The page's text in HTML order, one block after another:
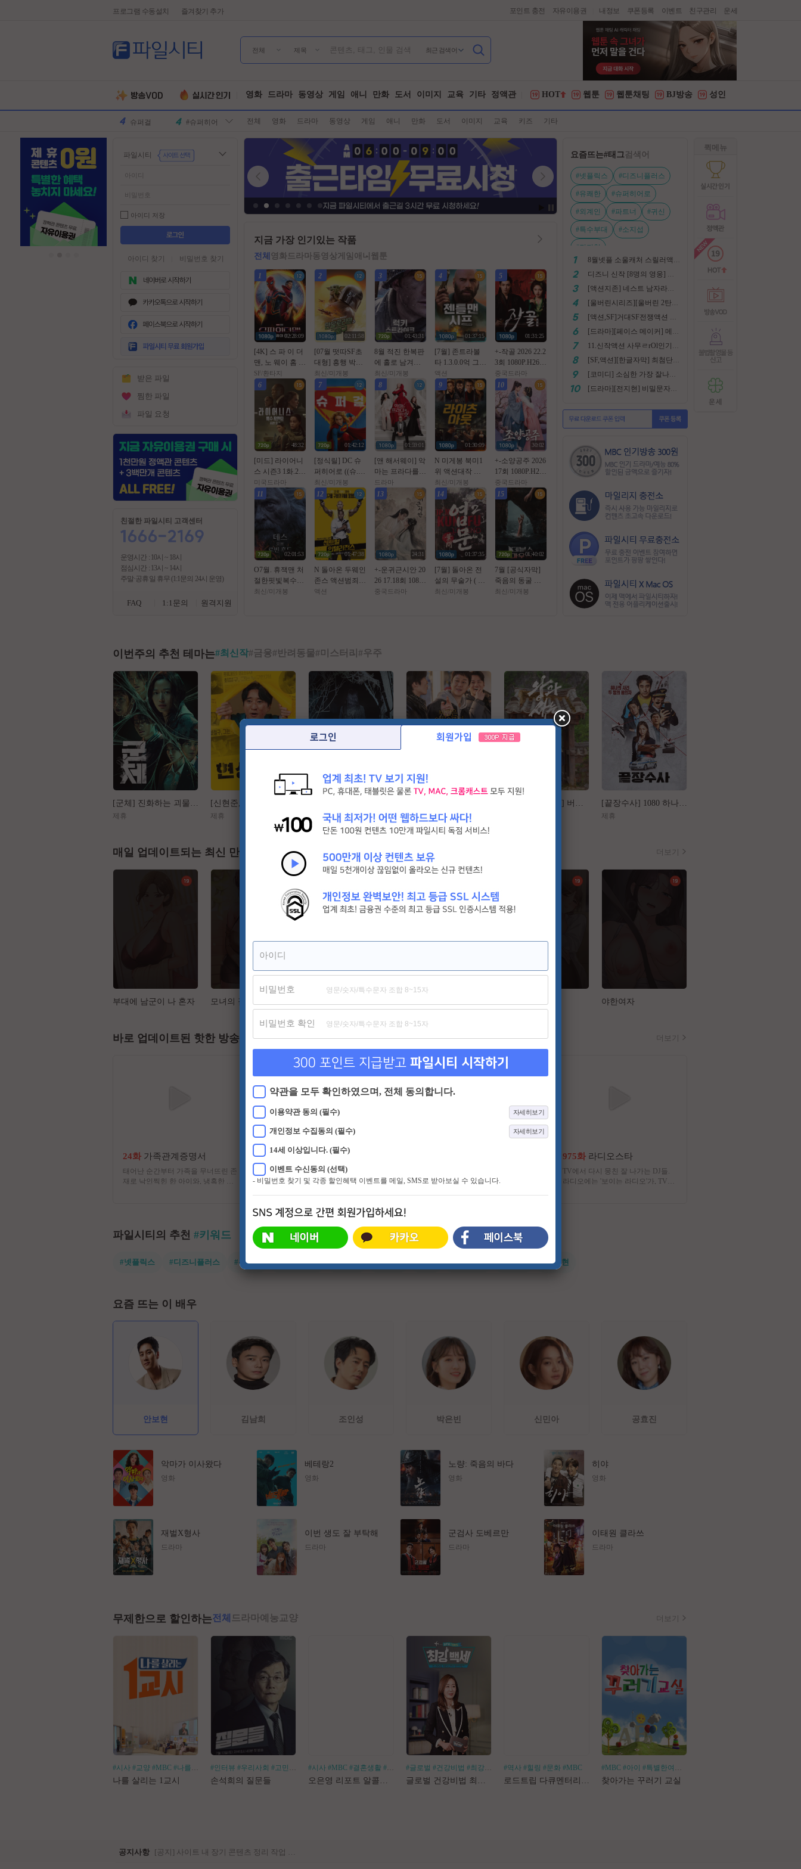
프로그램 수동설치 즐겨찾기 추가 포인트 충전 자유이용권 내정보 쿠폰등록 이벤트 친구관리 운세
퀵메뉴
전체 제목 최근 검색어
영화 드라마 동영상 게임 애니 만화 도서 이미지 교육 기타 정액관 HOT 웹툰 웹툰채팅 BJ방송 성인
유부녀킬러 #전지현
슈퍼걸
#슈퍼히어
동궁 #파트너
김부장
데이
유부녀킬러 #전지현
군체 #넷플릭스
전체 영화 드라마 동영상 게임 애니 만화 도서 이미지 교육 키즈 기타
파일시티
아이디 저장
아이디 찾기 비밀번호 찾기
가
입
받은 파일
찜한 파일
파일 요청
친절한 파일시티 고객센터
운영시간 : 10시 ~ 18시
점심시간 : 13시 ~ 14시
주말·공휴일 휴무 (1:1문의 24시 운영)
FAQ 1:1문의 원격지원
지금 가장 인기있는 작품
전체 영화드라마동영상게임 애니 웹툰
1
02:28:09
[4K] 스 파 이 더
맨, 노 웨이 홈 (2
021년 작품)
SF/환타지
2
02:11:58
[07월 떳따SF초
대형] 흥행 박스1
위 [초대형SF대
작영화] [스워즈]
1080공식자막
최신/미개봉
3
01:43:31
8월 적진 한복판
에 홀로 남겨진
미군 병사 [ 럭키
스트라Ol크 ] 108
0p 5.1 완벽자막
최신/미개봉
4
01:37:15
[7월] 존트라볼
타 1.3.0.0억 그림
을 훔쳐라 [ 젠틀
맨 시프 ]완벽자
막
액션
5
01:31:25
+-작골 2026 22.2
3회 1080P.H264.
AAC [iQIYI정식
자체자막]
중국드라마
6
48:32
[미드] 라이어니
스 시즌3 1화.202
6.1080p.한글자
막
미국드라마
7
01:42:12
[정식릴] DC 슈
퍼히어로 ((슈.
퍼.걸)) 1080p 5.1
공식자막
최신/미개봉
8
01:59:01
[앤 해서웨이] 악
마는 프라다를
입는다 2. 2026 (2
0년 만의 속편)
드라마
9
01:30:09
N 미게봉 북미1
위 액션대작 ㅈ1
하 전 투 공식자
막 초고화질 Blu
Ray5.1
최신/미개봉
10
30:02
+-소양공주 2026
17회 1080P.H26
4.AAC [번역기
자체자막]
중국드라마
11
02:01:53
O7월. 휴잭맨 처
절한핏빛복수극
(( _ 로 빈 후 드 _
최신/미개봉
12
01:47:38
N 돌아온 두웨인
존스 액션범죄 [
쎈투럴 잉텔ㄹ1
액션
13
24:31
+-운귀근시안 20
26 17.18회 1080
P.H264.AAC [Ma
중국드라마
14
01:37:35
[7월] 돌아온 전
설의 무술가 ( 종
ㅅr 엽 문 2 ) 한
최신/미개봉
15
01:40:02
7월 [공식자막]
죽음의 동굴 목
숨 건 생존[ 데블
최신/미개봉
요즘뜨는#태그검색어
#넷플릭스 #디즈니플러스
#유쾌한 #슈퍼히어로
#외계인 #파트너 #귀신
#특수부대 #소지섭
#전지현
[울버린시리즈][울버린 2탄] 더 울버린 확장판 완벽자막
[SF,액션][한글자막] 최첨단 미래특수부대 초대박 안봄후회함~ 진짜잼있어요 스샷 꼭보세요 1080
이번주의 추천 테마는#최신작#금융#반려동물#미스터리 #우주
제휴 제휴 제휴 제휴 제휴
매일 업데이트되는 최신 만화 더보기
부대에 남군이 나 혼자 모녀의 집 야한여자
바로 업데이트된 핫한 방송 더보기
24화 가족관계증명서
태어난 순간부터 가족을 무너뜨린 존
재로 낙인찍힌 한 아이와, 냉혹한 편
4652화기분 좋은 날
화려함 뒤에 숨겨진 스타들의 진솔한
이야기와 이색 명소에서 펼쳐지는 스
함께하는 명강의와 생활에 유익한 다
시간 세계인이 보내는 건강 시그널!
975화 라디오스타
TV에서 다시 뭉친 잘 나가는 DJ들.
라디오에는 '보이는 라디오'가, TV에
파일시티의 추천 #키워드
#넷플릭스 #디즈니플러스 #유쾌한 #슈퍼히어로 #외계인 #파트너 #귀신 #특수부대 #소지섭 #전지현
요즘 뜨는 이 배우
안보현 김남희 조인성 박은빈 신민아 공효진
악마가 이사왔다
영화
베테랑2
영화
노량: 죽음의 바다
영화
히야
영화
재벌X형사
드라마
이번 생도 잘 부탁해
드라마
군검사 도베르만
드라마
이태원 클라쓰
드라마
무제한으로 할인하는전체 드라마예능 교양 더보기
#시사 #교양 #MBC #나를살리는
나를 살리는 1교시
#인터뷰 #우리사회 #고민거리 #분야별
손석희의 질문들
#시사 #MBC #결혼생활 #알코올중독 #글로벌 #건강비법 #최강백세 #김경화
#역사 #힐링 #문화 #MBC #MBC #아이 #특별한여행
찾아가는 꾸러기 교실
공지사항
[공지] 불법 촬영물 등 유통방지를 위한 기술적조치 적용 및 업로드 금지 안내
로그인 회원가입
아이디
비밀번호
비밀번호 확인
300 포인트 지급받고 파일시티 시작하기
약관을 모두 확인하였으며, 전체 동의합니다.
이용약관 동의 (필수) 자세히보기
개인정보 수집동의 (필수) 자세히보기
14세 이상입니다. (필수)
이벤트 수신동의 (선택)
- 비밀번호 찾기 및 각종 할인혜택 이벤트를 메일, SMS로 받아보실 수 있습니다.